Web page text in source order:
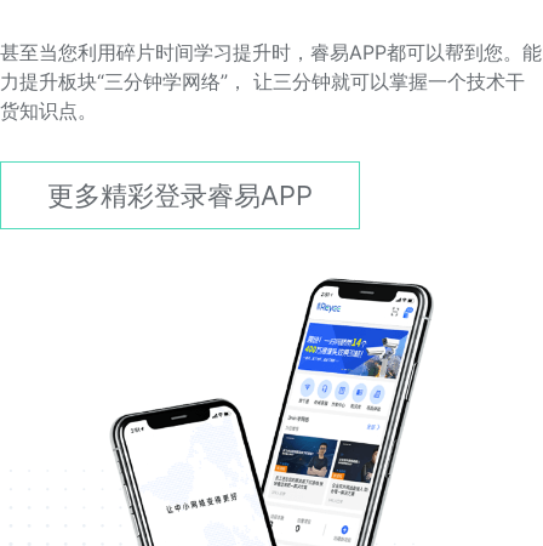
甚至当您利用碎片时间学习提升时，睿易APP都可以帮到您。能
力提升板块“三分钟学网络”， 让三分钟就可以掌握一个技术干
货知识点。
更多精彩登录睿易APP